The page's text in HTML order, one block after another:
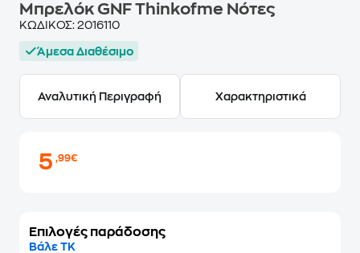
Μπρελόκ GNF Thinkofme Νότες
ΚΩΔΙΚΟΣ: 2016110
Άμεσα Διαθέσιμο
Αναλυτική Περιγραφή Χαρακτηριστικά
5,99€
Επιλογές παράδοσης
Βάλε ΤΚ